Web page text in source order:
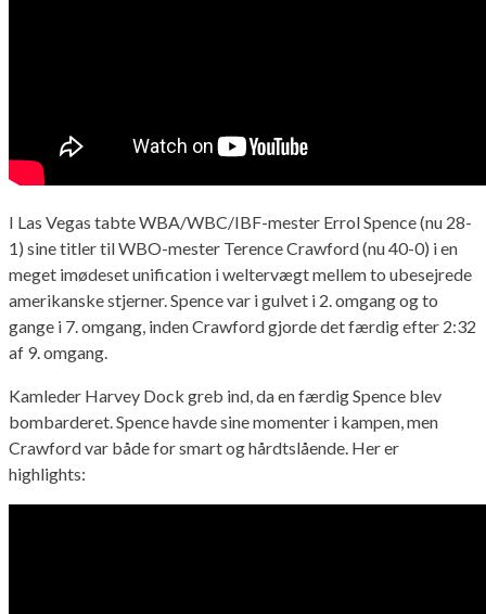
I Las Vegas tabte WBA/WBC/IBF-mester Errol Spence (nu 28-
1) sine titler til WBO-mester Terence Crawford (nu 40-0) i en
meget imødeset unification i weltervægt mellem to ubesejrede
amerikanske stjerner. Spence var i gulvet i 2. omgang og to
gange i 7. omgang, inden Crawford gjorde det færdig efter 2:32
af 9. omgang.
Kamleder Harvey Dock greb ind, da en færdig Spence blev
bombarderet. Spence havde sine momenter i kampen, men
Crawford var både for smart og hårdtslående. Her er
highlights: